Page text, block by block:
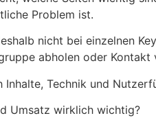
Problem ist.
nicht bei einzelnen
abholen oder Kontakt
Inhalte, Technik und
Umsatz wirklich wichtig?